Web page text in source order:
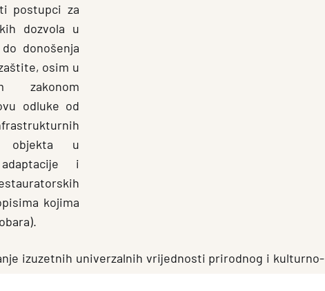
postupci za
dozvola u
donošenja
osim u
zakonom
odluke od
objekta u
i
kojima
izuzetnih univerzalnih vrijednosti prirodnog i kulturno-